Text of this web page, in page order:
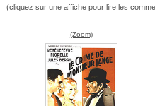
(cliquez sur une affiche pour lire les
(Zoom)